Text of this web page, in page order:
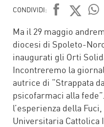
CONDIVIDI:
Ma il 29 maggio
diocesi di Spoleto-
inaugurati gli Orti
Incontreremo la
autrice di “Strappata
psicofarmaci alla
l’esperienza della
Universitaria Cattolica